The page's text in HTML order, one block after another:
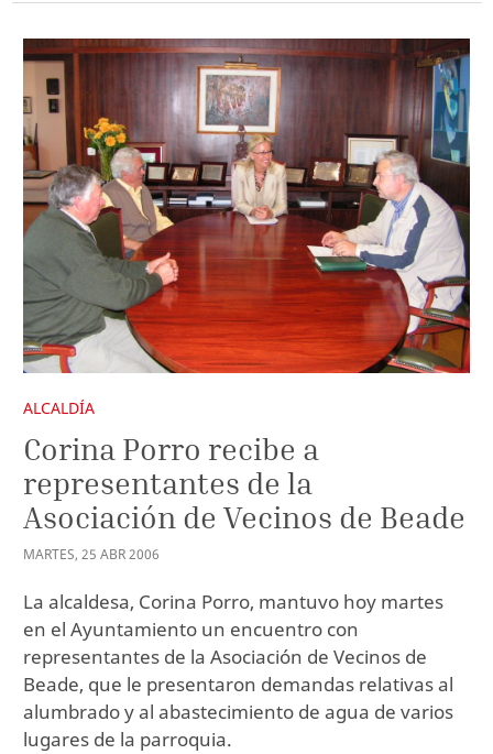
ALCALDÍA
Corina Porro recibe a
representantes de la
Asociación de Vecinos de Beade
MARTES, 25 ABR2006
La alcaldesa, Corina Porro, mantuvo hoy martes
en el Ayuntamiento un encuentro con
representantes de la Asociación de Vecinos de
Beade, que le presentaron demandas relativas al
alumbrado y al abastecimiento de agua de varios
lugares de la parroquia.